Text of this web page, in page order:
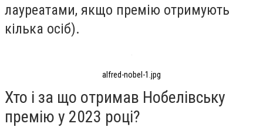
лауреатами, якщо премію отримують
кілька осіб).
alfred-nobel-1.jpg
Хто і за що отримав Нобелівську
премію у 2023 році?